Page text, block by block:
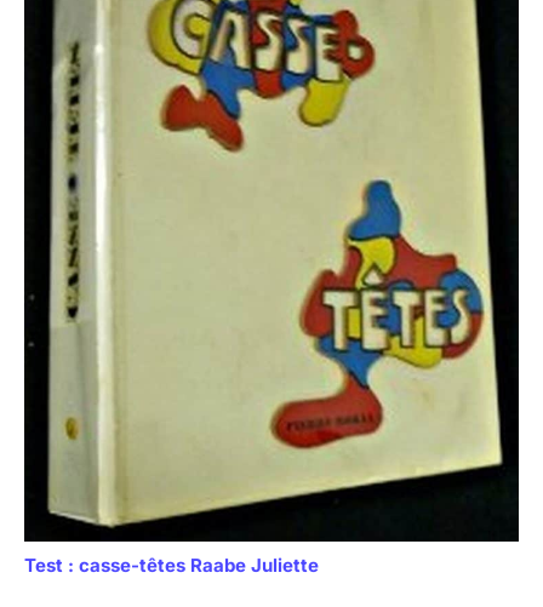
Test : casse-têtes Raabe Juliette